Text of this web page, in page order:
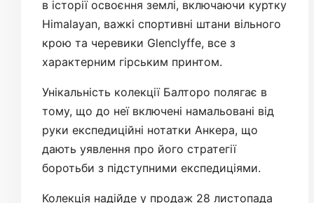
в історії освоєння землі, включаючи куртку
Himalayan, важкі спортивні штани вільного
крою та черевики Glenclyffe, все з
характерним гірським принтом.
Унікальність колекції Балторо полягає в
тому, що до неї включені намальовані від
руки експедиційні нотатки Анкера, що
дають уявлення про його стратегії
боротьби з підступними експедиціями.
Колекція надійде у продаж 28 листопада